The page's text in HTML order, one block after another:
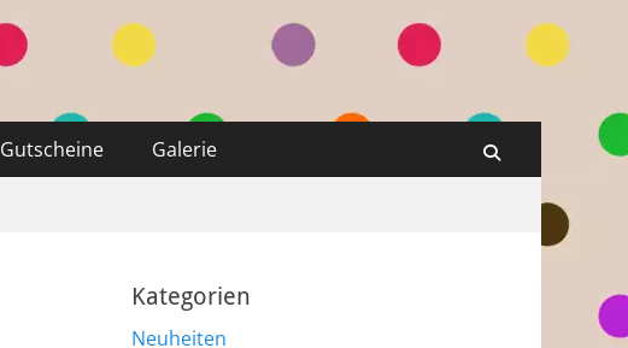
Gutscheine Galerie
Kategorien
Neuheiten